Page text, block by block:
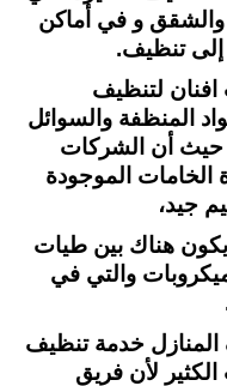
والشقق و في أماكن
إلى تنظيف.
لتنظيف
المنظفة والسوائل
حيث أن الشركات
الخامات الموجودة
جيد،
هناك بين طيات
والتي في
خدمة تنظيف
لأن فريق